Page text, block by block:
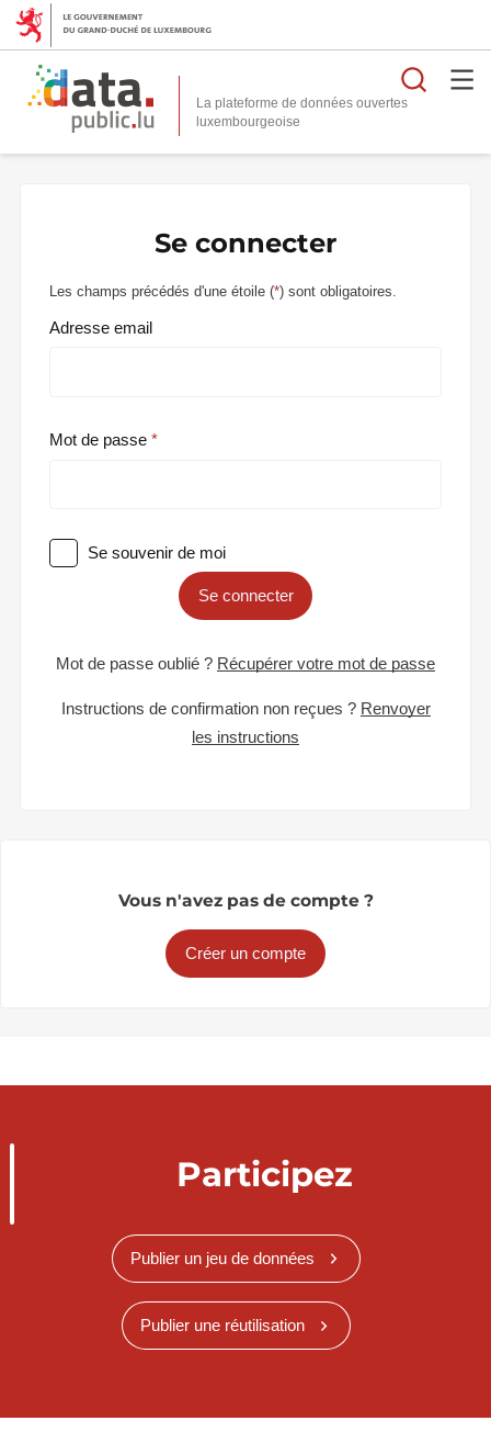
La plateforme de données ouvertes
Se connecter
Les champs précédés d'une étoile (*) sont obligatoires.
Adresse email
Mot de passe
Se souvenir de moi
Se connecter
Mot de passe oublié ? Récupérer votre mot de passe
Instructions de confirmation non reçues ? Renvoyer
les instructions
Vous n'avez pas de compte ?
Créer un compte
Participez
Publier un jeu de données
Publier une réutilisation